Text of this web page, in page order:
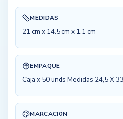
MEDIDAS
21 cm x 14.5 cm x 1.1 cm
EMPAQUE
Caja x 50 unds Medidas 24,5 X
MARCACIÓN